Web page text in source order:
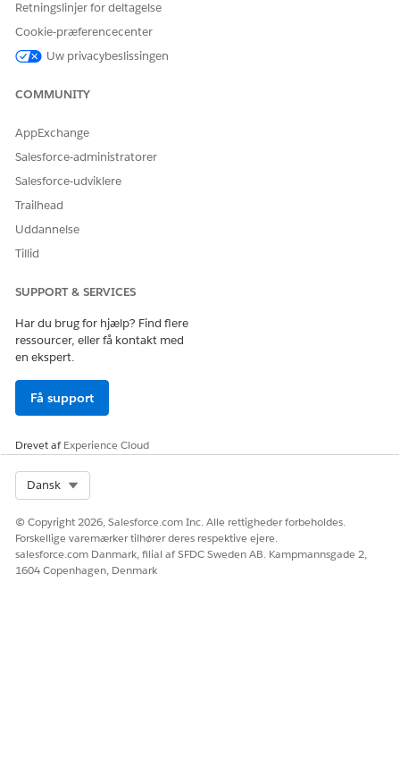
LØSTE DENNE ARTIKEL DIT PROBLEM?
Retningslinjer for deltagelse
Cookie-præferencecenter
Uw privacybeslissingen
COMMUNITY
AppExchange
Salesforce-administratorer
Salesforce-udviklere
Trailhead
Uddannelse
Tillid
SUPPORT & SERVICES
Har du brug for hjælp? Find flere
ressourcer, eller få kontakt med
en ekspert.
Få support
Drevet afExperience Cloud
Dansk
© Copyright 2026, Salesforce.com Inc. Alle rettigheder forbeholdes.
Forskellige varemærker tilhører deres respektive ejere.
salesforce.com Danmark, filial af SFDC Sweden AB. Kampmannsgade 2,
1604 Copenhagen, Denmark